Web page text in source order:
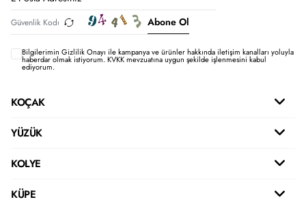
Abone Ol
Bilgilerimin Gizlilik Onayı ile kampanya ve ürünler hakkında iletişim kanalları yoluyla
haberdar olmak istiyorum.KVKK mevzuatına uygun şekilde işlenmesini kabul
ediyorum.
KOÇAK
YÜZÜK
KOLYE
KÜPE